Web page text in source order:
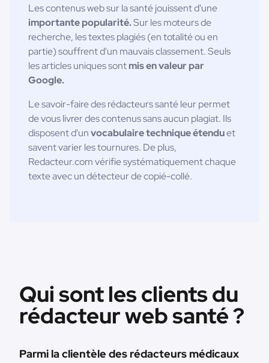
Les contenus web sur la santé jouissent d'une
importante popularité.Sur les moteurs de
recherche, les textes plagiés (en totalité ou en
partie) souffrent d'un mauvais classement. Seuls
les articles uniques sontmis en valeur par
Google.
Le savoir-faire des rédacteurs santé leur permet
de vous livrer des contenus sans aucun plagiat. Ils
disposent d'unvocabulaire technique étenduet
savent varier les tournures. De plus,
Redacteur.com vérifie systématiquement chaque
texte avec un détecteur de copié-collé.
Qui sont les clients du
rédacteur web santé ?
Parmi la clientèle des rédacteurs médicaux